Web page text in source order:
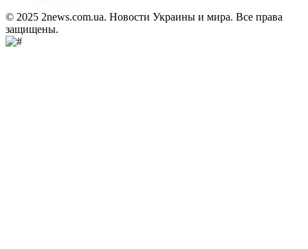
© 2025 2news.com.ua. Новости Украины и мира. Все права
защищены.